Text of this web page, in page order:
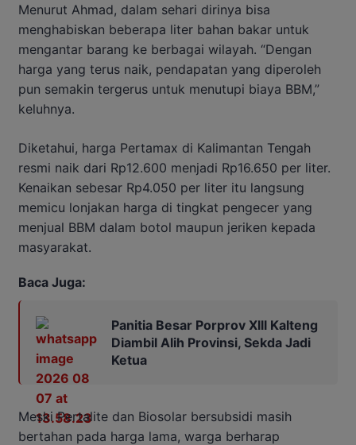
Menurut Ahmad, dalam sehari dirinya bisa
menghabiskan beberapa liter bahan bakar untuk
mengantar barang ke berbagai wilayah. “Dengan
harga yang terus naik, pendapatan yang diperoleh
pun semakin tergerus untuk menutupi biaya BBM,”
keluhnya.
Diketahui, harga Pertamax di Kalimantan Tengah
resmi naik dari Rp12.600 menjadi Rp16.650 per liter.
Kenaikan sebesar Rp4.050 per liter itu langsung
memicu lonjakan harga di tingkat pengecer yang
menjual BBM dalam botol maupun jeriken kepada
masyarakat.
Baca Juga:
Panitia Besar Porprov Xlll Kalteng
Diambil Alih Provinsi, Sekda Jadi
Ketua
Meski Pertalite dan Biosolar bersubsidi masih
bertahan pada harga lama, warga berharap